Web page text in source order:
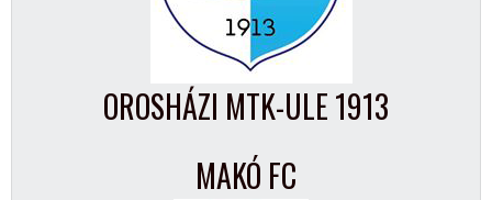
OROSHÁZI MTK-ULE 1913
MAKÓ FC